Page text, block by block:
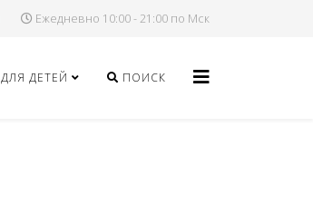
Ежедневно 10:00 - 21:00 по Мск
ДЛЯ ДЕТЕЙ ПОИСК